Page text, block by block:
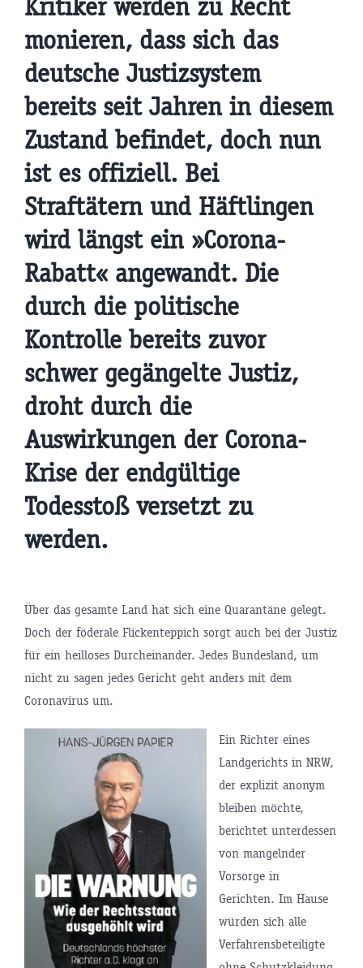
Kritiker werden zu Recht
monieren, dass sich das
deutsche Justizsystem
bereits seit Jahren in diesem
Zustand befindet, doch nun
ist es offiziell. Bei
Straftätern und Häftlingen
wird längst ein »Corona-
Rabatt« angewandt. Die
durch die politische
Kontrolle bereits zuvor
schwer gegängelte Justiz,
droht durch die
Auswirkungen der Corona-
Krise der endgültige
Todesstoß versetzt zu
werden.
Über das gesamte Land hat sich eine Quarantäne gelegt.
Doch der föderale Flickenteppich sorgt auch bei der Justiz
für ein heilloses Durcheinander. Jedes Bundesland, um
nicht zu sagen jedes Gericht geht anders mit dem
Coronavirus um.
Ein Richter eines
Landgerichts in NRW,
der explizit anonym
bleiben möchte,
berichtet unterdessen
von mangelnder
Vorsorge in
Gerichten. Im Hause
würden sich alle
Verfahrensbeteiligte